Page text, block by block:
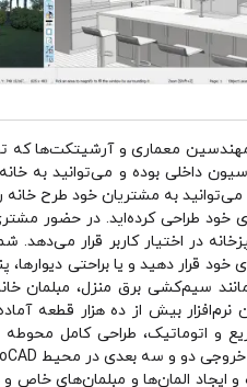
مهندسین معماری و آرشیتکت‌ها
داخلی بوده و می‌توانيد به
به مشتريان خود طرح
طراحی كرده‌ايد. در حضور مشتری
در اختيار كاربر قرار
قرار دهید و یا براحتی
سیم‌کشی برق منزل، مبلمان
بيش از ده هزار قطعه
و اتوماتیک، طراحی کامل